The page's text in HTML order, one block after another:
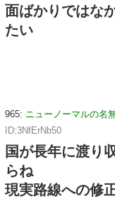
面ばかりではな
たい
965: ニューノーマルの名
ID:3NfErNb50
国が長年に渡り
らね
現実路線への修